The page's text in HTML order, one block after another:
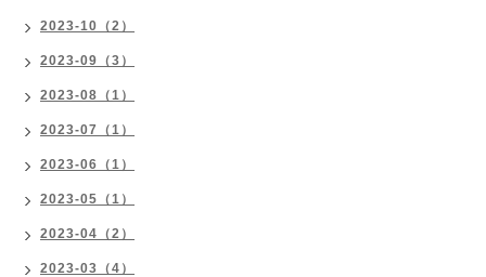
2023-10（2）
2023-09（3）
2023-08（1）
2023-07（1）
2023-06（1）
2023-05（1）
2023-04（2）
2023-03（4）